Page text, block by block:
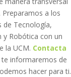
Preparamos a los
de Tecnología,
y Robótica con un
la UCM. Contacta
informaremos de
hacer para ti.